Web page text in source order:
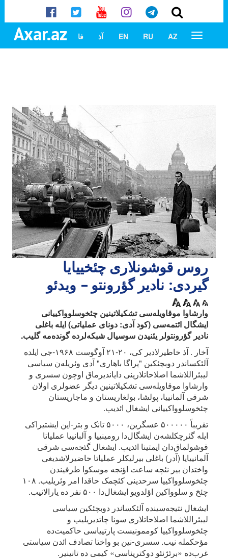
Axar.az AZ
RU
EN آذ فا
روس قوشونلاری چئخییایا
گیردی: نادیر گؤرونتو – ویدئو
وارشاوا موقاویله‌سی تشکیلاتینین چئخوسلوواکییانی
ایشگال ائتمه‌سی (کود آدی: دونای عملیاتی) ایله باغلی
نادیر گؤرونتولر یئنیدن سوسیال شبکه‌لرده گونده‌مه گلیب.
آخار . آذ خاطیرلادیر کی، ۲۰-۲۱ آوگوست ۱۹۶۸-جی ایلده
آلئکساندر دوبچئکین "پراگا باهاری" آدی وئریله‌ن سیاسی
لیبئراللاشما اصلاحاتلارینی دایاندیرماق اوچون سسری و
وارشاوا موقاویله‌سی تشکیلاتینین دیگر عضولری اولان
شرقی آلمانییا، پولشا، بولغاریستان و ماجاریستان
چئخوسلوواکییانی ایشغال ائدیب.
تقریباً ۵۰۰۰۰۰ عسگرین، ۵۰۰۰ تانک و بتر-این ایشتیراکی
ایله گئرچکلشه‌ن ایشگال‌دا رومینییا و آلبانییا عملیاتا
قوشولماق‌دان ایمتینا ائدیب. ایشغال گئجه‌سی شرقی
آلمانییایا (آدر) باغلی بیرلیکلر عملیاتا حاضیرلاشدیغی
واختدان بیر نئچه ساعت اؤنجه موسکوا طرفیندن
چئخوسلوواکییا سرحدینی کئچمک حاقدا امر وئریلیب. ۱۰۸
چئخ و سلوواکین اؤلدویو ایشغال‌دا ۵۰۰ نفر ده یارالانیب.
ایشغال نتیجه‌سینده آلئکساندر دوبچئکین سیاسی
لیبئراللاشما اصلاحاتلاری سونا چاتدیریلیب و
چئخوسلوواکییا کوممونیست پارتییاسی حاکمیت‌ده
مؤحکمله نیب. سسری-نین بو واختا تصادف ائد‌ن سیاستی
غرب‌ده «برئژنئو دوکتریناسی» کیمی ده تانینیر.